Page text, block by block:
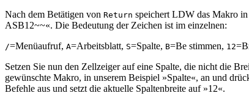
Nach dem Betätigen von Return speichert LDW das Makro in
ASB12~~«. Die Bedeutung der Zeichen ist im einzelnen:
/=Menüaufruf, A=Arbeitsblatt, S=Spalte, B=Be stimmen, 12
Setzen Sie nun den Zellzeiger auf eine Spalte, die nicht die
gewünschte Makro, in unserem Beispiel »Spalte«, an und
Befehle aus und setzt die aktuelle Spaltenbreite auf »12«.